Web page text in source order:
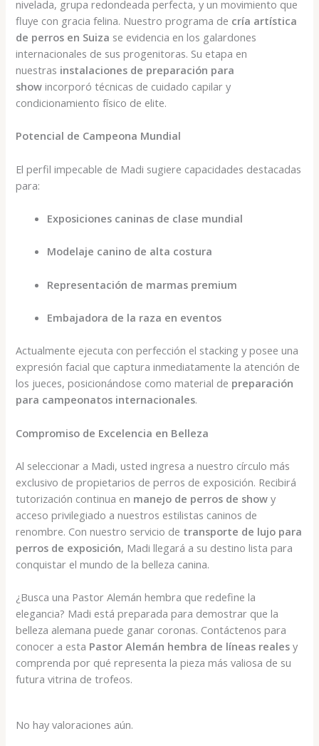
nivelada, grupa redondeada perfecta, y un movimiento que
fluye con gracia felina. Nuestro programa de cría artística
de perros en Suiza se evidencia en los galardones
internacionales de sus progenitoras. Su etapa en
nuestras instalaciones de preparación para
show incorporó técnicas de cuidado capilar y
condicionamiento físico de elite.
Potencial de Campeona Mundial
El perfil impecable de Madi sugiere capacidades destacadas
para:
Exposiciones caninas de clase mundial
Modelaje canino de alta costura
Representación de marmas premium
Embajadora de la raza en eventos
Actualmente ejecuta con perfección el stacking y posee una
expresión facial que captura inmediatamente la atención de
los jueces, posicionándose como material de preparación
para campeonatos internacionales.
Compromiso de Excelencia en Belleza
Al seleccionar a Madi, usted ingresa a nuestro círculo más
exclusivo de propietarios de perros de exposición. Recibirá
tutorización continua en manejo de perros de show y
acceso privilegiado a nuestros estilistas caninos de
renombre. Con nuestro servicio de transporte de lujo para
perros de exposición, Madi llegará a su destino lista para
conquistar el mundo de la belleza canina.
¿Busca una Pastor Alemán hembra que redefine la
elegancia? Madi está preparada para demostrar que la
belleza alemana puede ganar coronas. Contáctenos para
conocer a esta Pastor Alemán hembra de líneas reales y
comprenda por qué representa la pieza más valiosa de su
futura vitrina de trofeos.
No hay valoraciones aún.